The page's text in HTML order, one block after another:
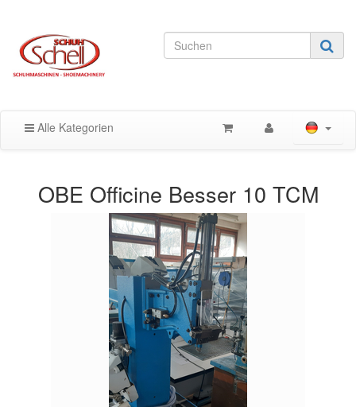
Alle Kategorien
OBE Officine Besser 10 TCM